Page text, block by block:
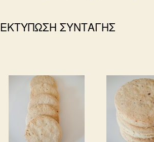
ΕΚΤΥΠΩΣΗ ΣΥΝΤΑΓΗΣ